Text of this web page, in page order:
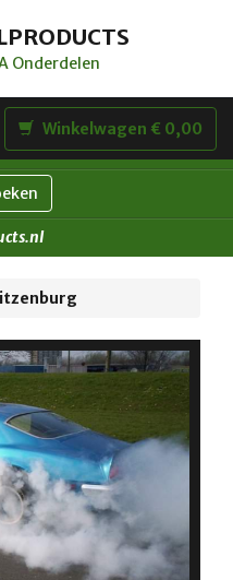
Onderdelen
Winkelwagen € 0,00